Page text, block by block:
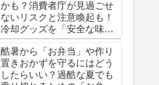
かも？消費者庁が見過ごせ
ないリスクと注意喚起も！
冷却グッズを「安全な味
方」にするための意外な盲
点
酷暑から「お弁当」や作り
置きおかずを守るにはどう
したらいい？過酷な夏でも